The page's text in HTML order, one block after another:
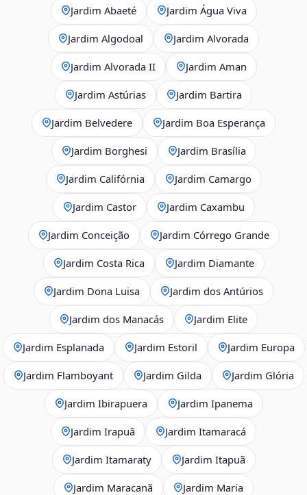
Jardim Abaeté Jardim Água Viva
Jardim Algodoal Jardim Alvorada
Jardim Alvorada II Jardim Aman
Jardim Astúrias Jardim Bartira
Jardim Belvedere Jardim Boa Esperança
Jardim Borghesi Jardim Brasília
Jardim Califórnia Jardim Camargo
Jardim Castor Jardim Caxambu
Jardim Conceição Jardim Córrego Grande
Jardim Costa Rica Jardim Diamante
Jardim Dona Luisa Jardim dos Antúrios
Jardim dos Manacás Jardim Elite
Jardim Esplanada Jardim Estoril Jardim Europa
Jardim Flamboyant Jardim Gilda Jardim Glória
Jardim Ibirapuera Jardim Ipanema
Jardim Irapuã Jardim Itamaracá
Jardim Itamaraty Jardim Itapuã
Jardim Maracanã Jardim Maria